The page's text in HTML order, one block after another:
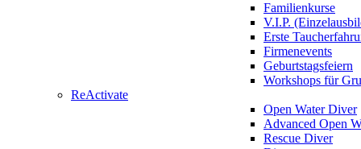
Familienkurse
V.I.P.
Erste
Firmenevents
Geburtstagsfeiern
Workshops für
ReActivate
Open Water Diver
Advanced Open
Rescue Diver